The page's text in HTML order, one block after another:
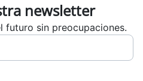
newsletter
futuro sin preocupaciones.